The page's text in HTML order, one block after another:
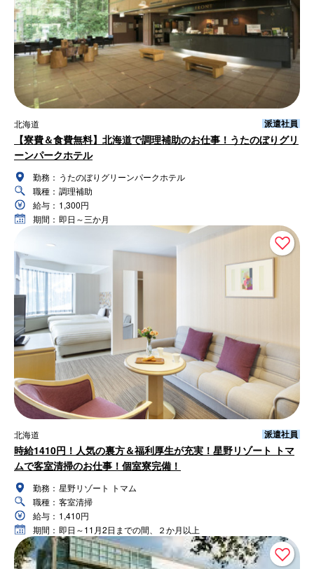
北海道 派遣社員
【寮費＆食費無料】北海道で調理補助のお仕事！うたのぼりグリ
ーンパークホテル
勤務： うたのぼりグリーンパークホテル
職種： 調理補助
給与： 1,300円
期間： 即日～三か月
北海道 派遣社員
時給1410円！人気の裏方＆福利厚生が充実！星野リゾート トマ
ムで客室清掃のお仕事！個室寮完備！
勤務： 星野リゾート トマム
職種： 客室清掃
給与： 1,410円
期間： 即日～11月2日までの間、２か月以上